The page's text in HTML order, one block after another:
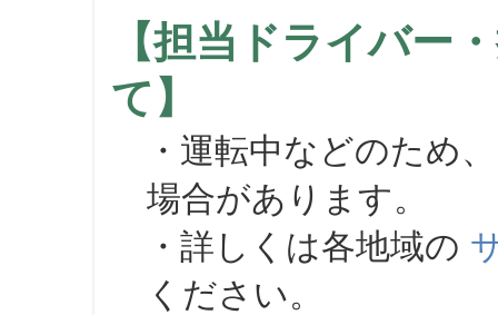
【担当ドライバー
て】
・運転中などのため
場合があります。
・詳しくは各地域の
ください。